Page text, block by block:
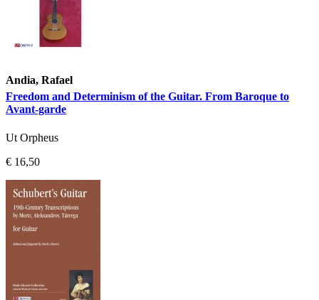
Andia, Rafael
Freedom and Determinism of the Guitar. From Baroque to
Avant-garde
Ut Orpheus
€ 16,50